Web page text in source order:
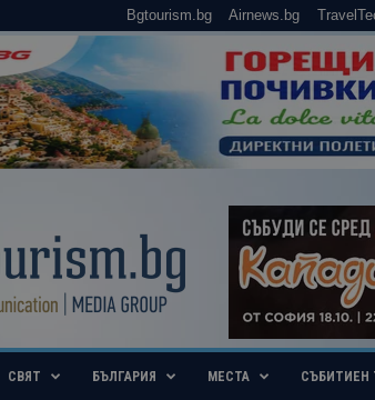
Bgtourism.bg Airnews.bg
СВЯТ БЪЛГАРИЯ МЕСТА СЪБИТИЕН